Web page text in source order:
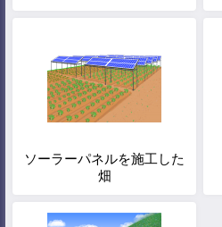
ソーラーパネルを施工した
畑